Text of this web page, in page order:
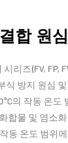
합 원
리즈(FV, FP,
식 방지 원심
의 작동 온
합물 및 염소
작동 온도 범위